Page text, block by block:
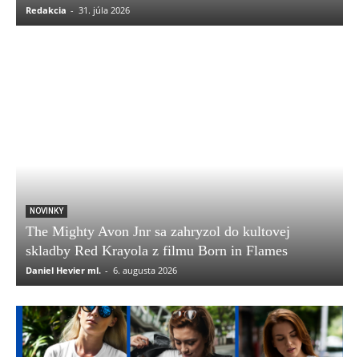
Redakcia - 31. júla 2026
NOVINKY
The Mighty Avon Jnr sa zahryzol do kultovej
skladby Red Krayola z filmu Born in Flames
Daniel Hevier ml. - 6. augusta 2026